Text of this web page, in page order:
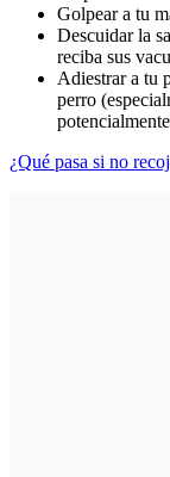
Golpear a tu
Descuidar la
reciba sus
Adiestrar a tu
perro
¿Qué pasa si no